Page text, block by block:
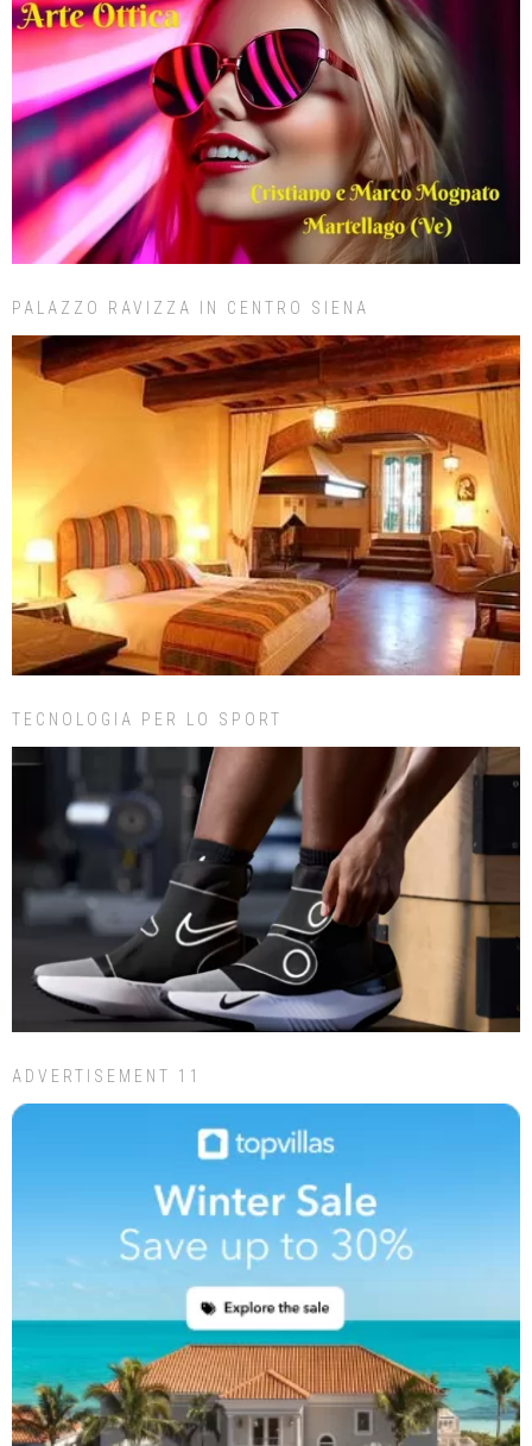
PALAZZO RAVIZZA IN CENTRO SIENA
TECNOLOGIA PER LO SPORT
ADVERTISEMENT 11